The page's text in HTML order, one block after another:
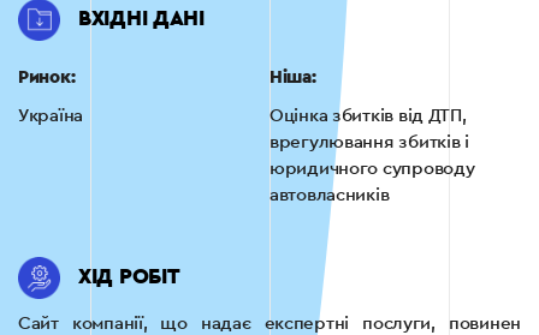
ВХІДНІ ДАНІ
Ринок:
Україна
Ніша:
Оцінка збитків від ДТП,
врегулювання збитків і
юридичного супроводу
автовласників
ХІД РОБІТ
Сайт компанії, що надає експертні послуги, повинен